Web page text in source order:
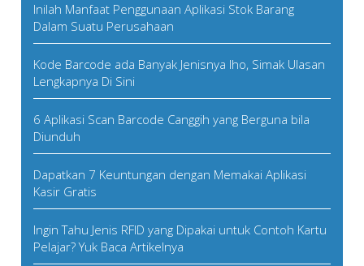
Inilah Manfaat Penggunaan Aplikasi Stok Barang
Dalam Suatu Perusahaan
Kode Barcode ada Banyak Jenisnya lho, Simak Ulasan
Lengkapnya Di Sini
6 Aplikasi Scan Barcode Canggih yang Berguna bila
Diunduh
Dapatkan 7 Keuntungan dengan Memakai Aplikasi
Kasir Gratis
Ingin Tahu Jenis RFID yang Dipakai untuk Contoh Kartu
Pelajar? Yuk Baca Artikelnya